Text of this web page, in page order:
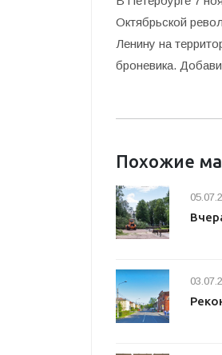
Октябрьской
Ленину на
броневика.
Похожие